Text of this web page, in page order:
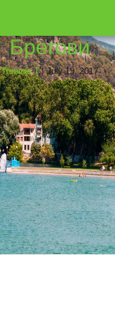
Брегови
Trebinje T |July 19, 2017